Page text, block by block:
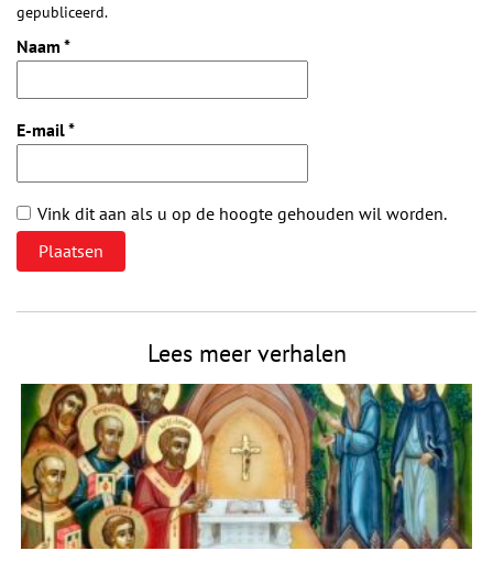
gepubliceerd.
Naam *
E-mail*
Vink dit aan als u op de hoogte gehouden wil worden.
Lees meer verhalen